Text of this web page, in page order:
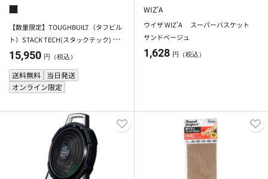
【数量限定】TOUGHBUILT（タフビル
ト）STACK TECH(スタックテック)
ツールボックス30
15,950 円（税込）
送料無料
当日発送
オンライン限定
WIZ'A
ウイザ WIZ'A スーパーバスケット
サンドベージュ
1,628 円（税込）